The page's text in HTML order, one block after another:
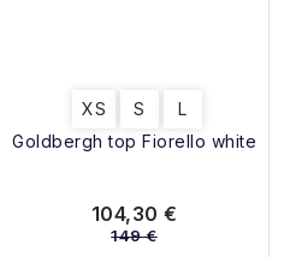
Goldbergh top Fiorello white
XS S L
104,30 €
149 €